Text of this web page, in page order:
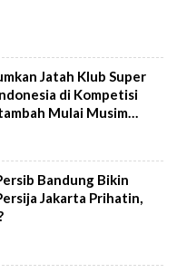
Jatah Klub Super
di Kompetisi
Mulai Musim
Bandung Bikin
Jakarta Prihatin,